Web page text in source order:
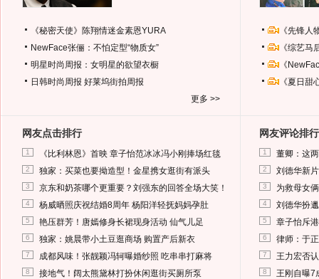
《秘密天使》陈翔情迷金素恩YURA
NewFace张俪：不怕定型“物质女”
明星时尚周报：女明星的欲望衣橱
日韩时尚周报 好莱坞街拍周报
更多 >>
《先锋
《综艺
《
《夏日
网友点击排行
1 《比利林恩》首映 章子怡范冰冰冯小刚捧场红毯
2 独家：买菜也要拗造型！金星携女逛街有派头
3 京东和奶茶哪个更重要？刘强东的回答全场大笑！
4 杨威晒照庆祝结婚8周年 杨阳洋轻抚妈妈孕肚
5 艳压群芳！唐嫣修身长裙现身活动 仙气儿足
6 独家：姚晨带小土豆逛商场 购置产后新衣
7 成都风味！张靓颖冯轲曝婚纱照 吃串串打麻将
8 接地气！阔太熊黛林打扮休闲逛街买厕所泵
网友评论排行
1 董卿：这
2 刘德华新
3 为救母女
4 刘德华扮
5 章子怡斥
6 律师：于
7 王力宏否
8 王刚自曝7